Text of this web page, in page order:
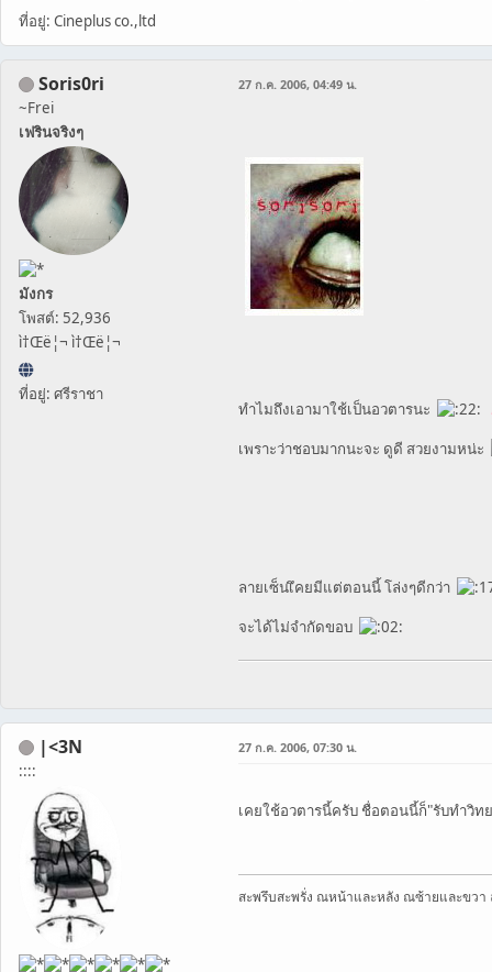
ที่อยู่: Cineplus co.,ltd
Soris0ri
~Frei
เฟรินจริงๆ
มังกร
โพสต์: 52,936
ì†Œë¦¬ ì†Œë¦¬
ที่อยู่: ศรีราชา
27 ก.ค. 2006, 04:49 น.
ทำไมถึงเอามาใช้เป็นอวตารนะ
เพราะว่าชอบมากนะจะ ดูดี สวยงามหน่ะ
ลายเซ็นเึคยมีแต่ตอนนี้ โล่งๆดีกว่า
จะได้ไม่จำกัดขอบ
|<3N
::::
27 ก.ค. 2006, 07:30 น.
เคยใช้อวตารนี้ครับ ชื่อตอนนี้ก็"รับทำวิท
สะพรึบสะพรั่ง ณหน้าและหลัง ณซ้ายและขว